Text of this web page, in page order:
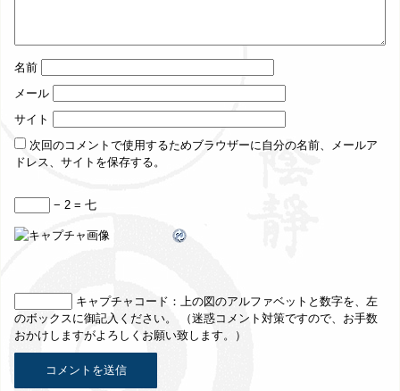
名前
メール
サイト
次回のコメントで使用するためブラウザーに自分の名前、メールア
ドレス、サイトを保存する。
− 2 = 七
キャプチャコード ：上の図のアルファベットと数字を、左
のボックスに御記入ください。 （迷惑コメント対策ですので、お手数
おかけしますがよろしくお願い致します。）